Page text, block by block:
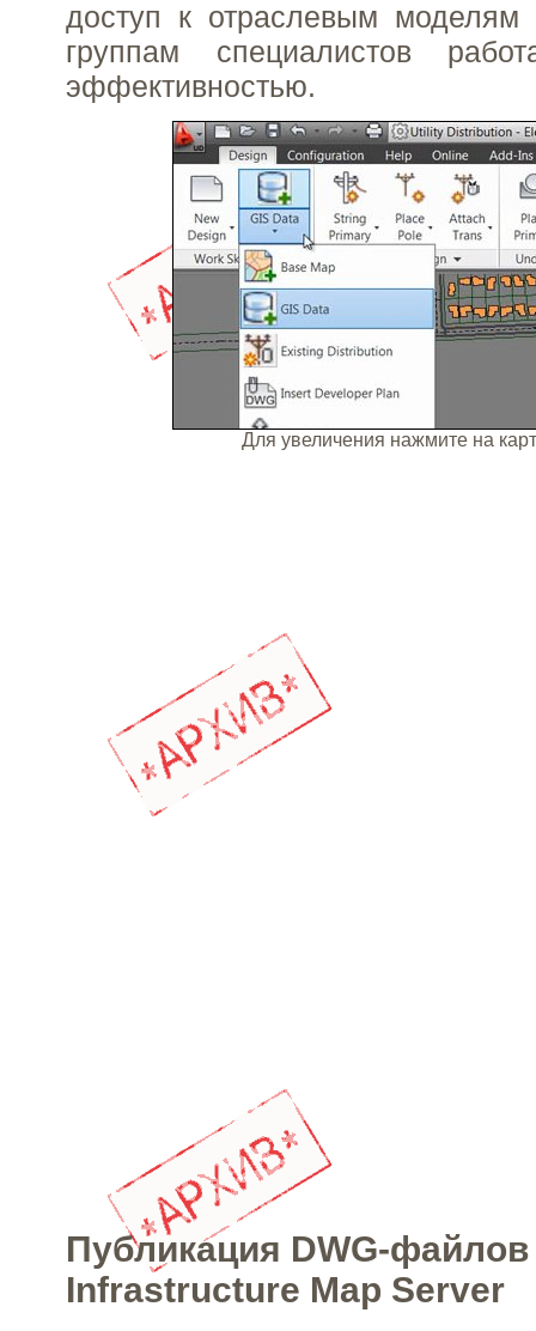
доступ к отраслевым моделям
группам специалистов
эффективностью.
Для увеличения нажмите на
Публикация DWG-
Infrastructure Map Server